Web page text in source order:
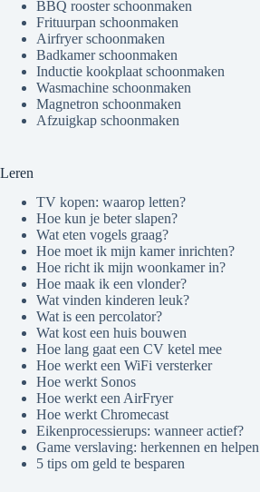
BBQ rooster schoonmaken
Frituurpan schoonmaken
Airfryer schoonmaken
Badkamer schoonmaken
Inductie kookplaat schoonmaken
Wasmachine schoonmaken
Magnetron schoonmaken
Afzuigkap schoonmaken
Leren
TV kopen: waarop letten?
Hoe kun je beter slapen?
Wat eten vogels graag?
Hoe moet ik mijn kamer inrichten?
Hoe richt ik mijn woonkamer in?
Hoe maak ik een vlonder?
Wat vinden kinderen leuk?
Wat is een percolator?
Wat kost een huis bouwen
Hoe lang gaat een CV ketel mee
Hoe werkt een WiFi versterker
Hoe werkt Sonos
Hoe werkt een AirFryer
Hoe werkt Chromecast
Eikenprocessierups: wanneer actief?
Game verslaving: herkennen en helpen
5 tips om geld te besparen